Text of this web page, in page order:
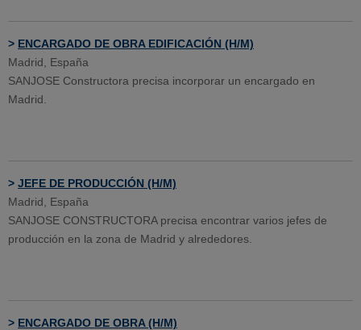
> ENCARGADO DE OBRA EDIFICACIÓN (H/M)
Madrid, España
SANJOSE Constructora precisa incorporar un encargado en
Madrid.
> JEFE DE PRODUCCIÓN (H/M)
Madrid, España
SANJOSE CONSTRUCTORA precisa encontrar varios jefes de
producción en la zona de Madrid y alrededores.
> ENCARGADO DE OBRA (H/M)